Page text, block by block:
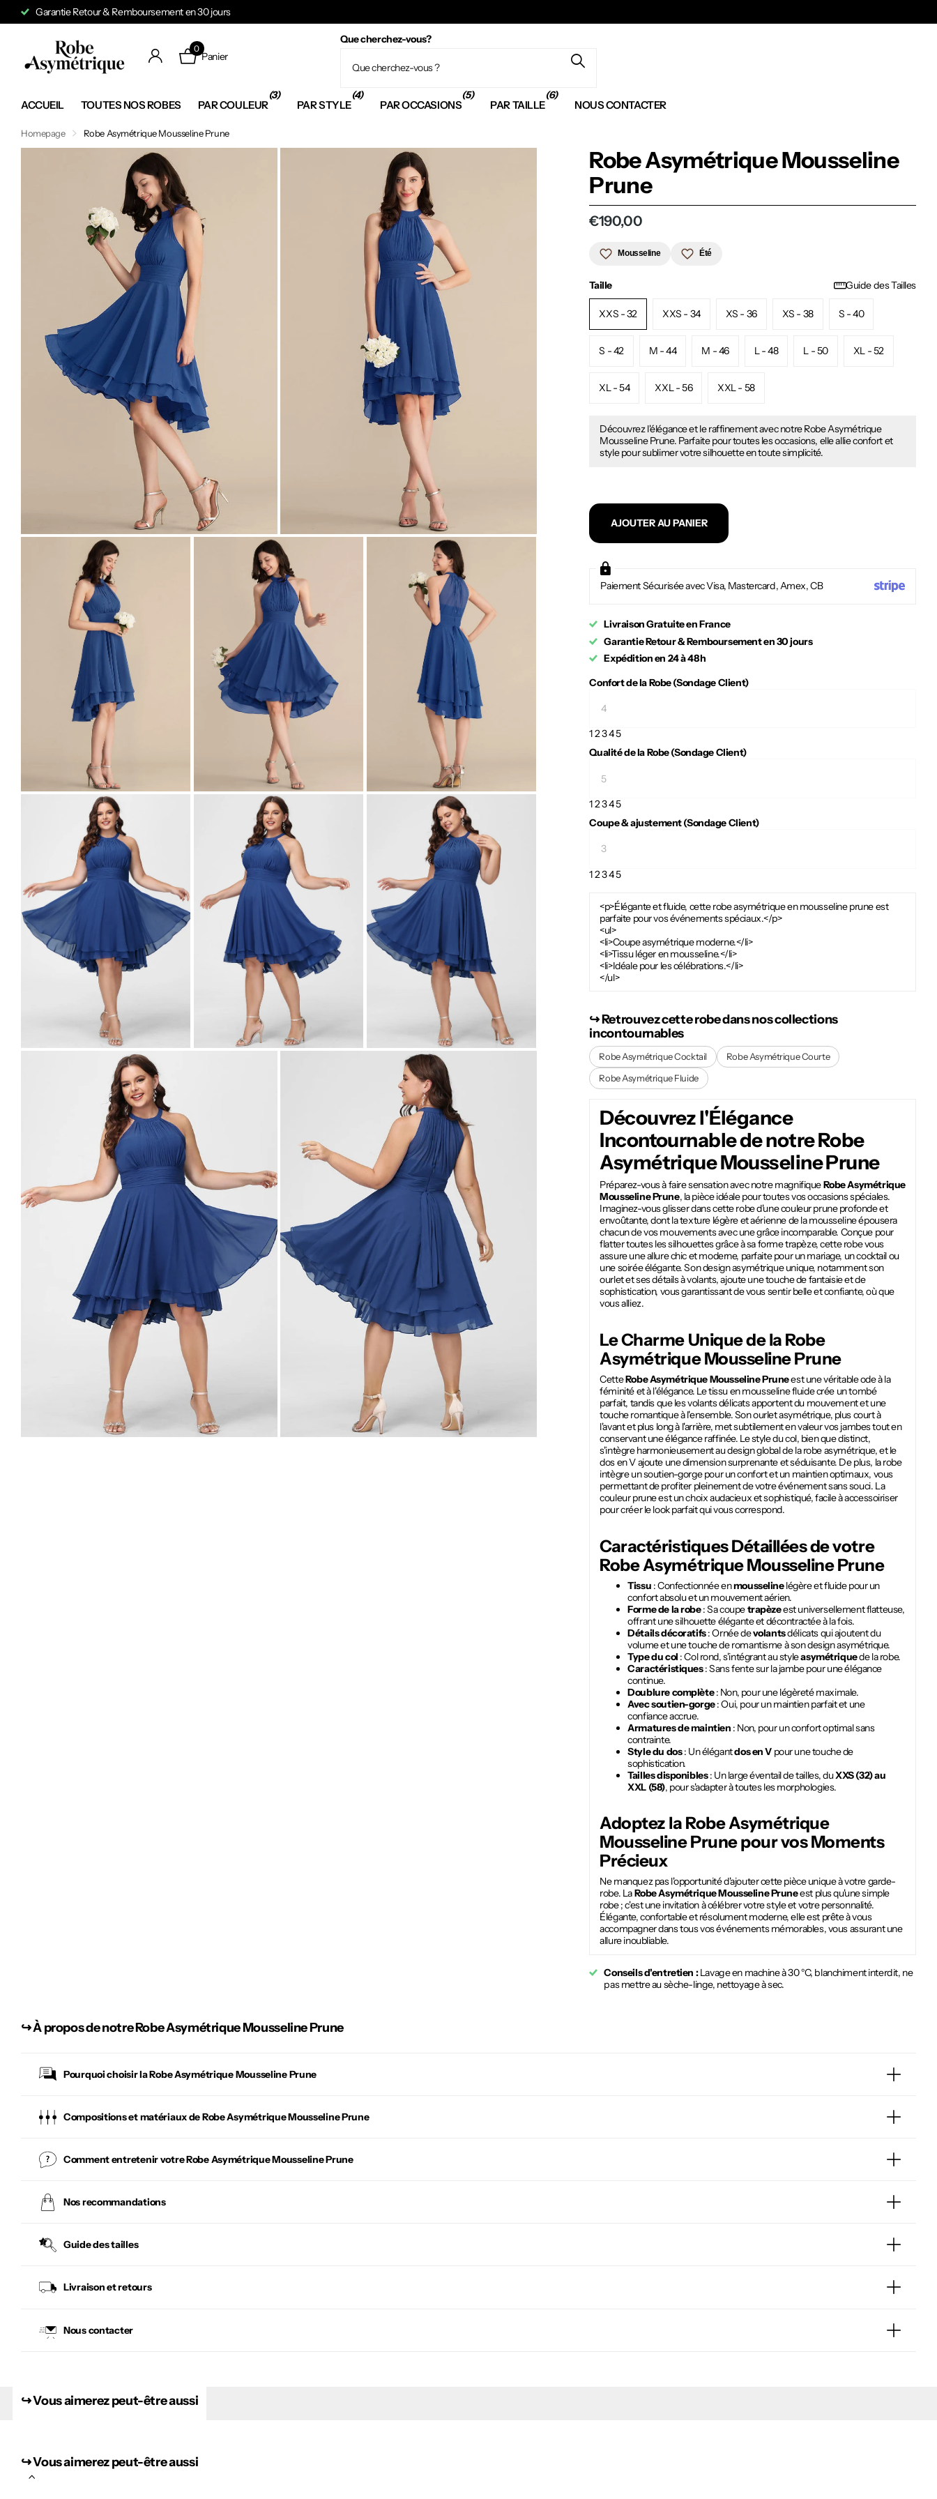
Garantie Retour & Remboursement en 30 jours
Que cherchez-vous?
0
Panier
ACCUEIL TOUTES NOS ROBES PAR COULEUR
(3)
PAR STYLE
(4)
PAR OCCASIONS
(5)
PAR TAILLE
(6)
NOUS CONTACTER
Homepage Robe Asymétrique Mousseline Prune
Robe Asymétrique Mousseline
Prune
€190,00
Mousseline Été
Taille Guide des Tailles
XXS - 32 XXS - 34 XS - 36 XS - 38 S - 40
S - 42 M - 44 M - 46 L - 48 L - 50 XL - 52
XL - 54 XXL - 56 XXL - 58
Découvrez l'élégance et le raffinement avec notre Robe Asymétrique
Mousseline Prune. Parfaite pour toutes les occasions, elle allie confort et
style pour sublimer votre silhouette en toute simplicité.
AJOUTER AU PANIER
Paiement Sécurisée avec Visa, Mastercard, Amex, CB
Livraison Gratuite en France
Garantie Retour & Remboursement en 30 jours
Expédition en 24 à 48h
Confort de la Robe (Sondage Client)
12345
Qualité de la Robe (Sondage Client)
12345
Coupe & ajustement (Sondage Client)
12345
<p>Élégante et fluide, cette robe asymétrique en mousseline prune est
parfaite pour vos événements spéciaux.</p>
<ul>
<li>Coupe asymétrique moderne.</li>
<li>Tissu léger en mousseline.</li>
<li>Idéale pour les célébrations.</li>
</ul>
↪︎ Retrouvez cette robe dans nos collections
incontournables
Robe Asymétrique Cocktail
Robe Asymétrique Courte
Robe Asymétrique Fluide
Découvrez l'Élégance
Incontournable de notreRobe
Asymétrique Mousseline Prune
Préparez-vous à faire sensation avec notre magnifiqueRobe Asymétrique
Mousseline Prune, la pièce idéale pour toutes vos occasions spéciales.
Imaginez-vous glisser dans cette robe d'une couleur prune profonde et
envoûtante, dont la texture légère et aérienne de la mousseline épousera
chacun de vos mouvements avec une grâce incomparable. Conçue pour
flatter toutes les silhouettes grâce à sa forme trapèze, cette robe vous
assure une allure chic et moderne, parfaite pour un mariage, un cocktail ou
une soirée élégante. Son design asymétrique unique, notamment son
ourlet et ses détails à volants, ajoute une touche de fantaisie et de
sophistication, vous garantissant de vous sentir belle et confiante, où que
vous alliez.
Le Charme Unique de la Robe
Asymétrique Mousseline Prune
CetteRobe Asymétrique Mousseline Pruneest une véritable ode à la
féminité et à l'élégance. Le tissu en mousseline fluide crée un tombé
parfait, tandis que les volants délicats apportent du mouvement et une
touche romantique à l'ensemble. Son ourlet asymétrique, plus court à
l'avant et plus long à l'arrière, met subtilement en valeur vos jambes tout en
conservant une élégance raffinée. Le style du col, bien que distinct,
s'intègre harmonieusement au design global de la robe asymétrique, et le
dos en V ajoute une dimension surprenante et séduisante. De plus, la robe
intègre un soutien-gorge pour un confort et un maintien optimaux, vous
permettant de profiter pleinement de votre événement sans souci. La
couleur prune est un choix audacieux et sophistiqué, facile à accessoiriser
pour créer le look parfait qui vous correspond.
Caractéristiques Détaillées de votre
Robe Asymétrique Mousseline Prune
Tissu : Confectionnée enmousselinelégère et fluide pour un
confort absolu et un mouvement aérien.
Forme de la robe: Sa coupetrapèzeest universellement flatteuse,
offrant une silhouette élégante et décontractée à la fois.
Détails décoratifs: Ornée devolantsdélicats qui ajoutent du
volume et une touche de romantisme à son design asymétrique.
Type du col : Col rond, s'intégrant au styleasymétriquede la robe.
Caractéristiques: Sans fente sur la jambe pour une élégance
continue.
Doublure complète: Non, pour une légèreté maximale.
Avec soutien-gorge: Oui, pour un maintien parfait et une
confiance accrue.
Armatures de maintien : Non, pour un confort optimal sans
contrainte.
Style du dos: Un élégantdos en V pour une touche de
sophistication.
Tailles disponibles: Un large éventail de tailles, duXXS (32) au
XXL (58), pour s'adapter à toutes les morphologies.
Adoptez la Robe Asymétrique
Mousseline Prunepour vos Moments
Précieux
Ne manquez pas l'opportunité d'ajouter cette pièce unique à votre garde-
robe. LaRobe Asymétrique Mousseline Pruneest plus qu'une simple
robe ; c'est une invitation à célébrer votre style et votre personnalité.
Élégante, confortable et résolument moderne, elle est prête à vous
accompagner dans tous vos événements mémorables, vous assurant une
allure inoubliable.
Conseils d'entretien :Lavage en machine à 30 °C, blanchiment interdit, ne
pas mettre au sèche-linge, nettoyage à sec.
↪︎À propos de notre Robe Asymétrique Mousseline Prune
Pourquoi choisir laRobe Asymétrique Mousseline Prune
Compositions et matériaux de Robe Asymétrique Mousseline Prune
Comment entretenir votreRobe Asymétrique Mousseline Prune
Nos recommandations
Guide des tailles
Livraison et retours
Nous contacter
↪︎ Vous aimerez peut-être aussi
↪︎ Vous aimerez peut-être aussi